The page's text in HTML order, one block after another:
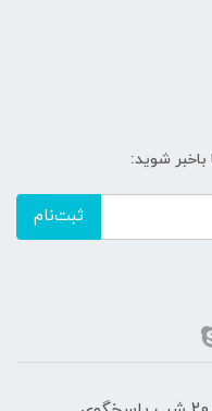
شوید:
ثبت‌نام